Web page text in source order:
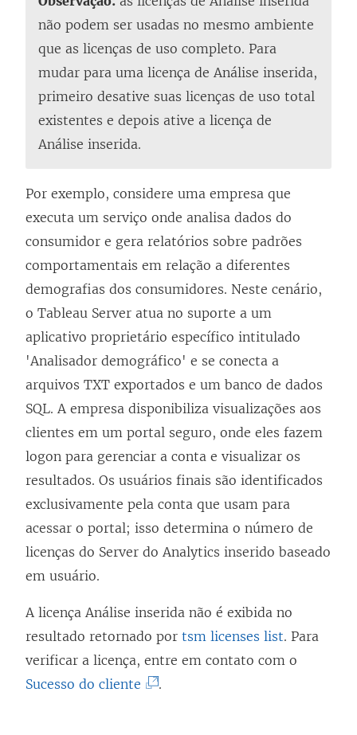
não podem ser usadas no mesmo ambiente
que as licenças de uso completo. Para
mudar para uma licença de Análise inserida,
primeiro desative suas licenças de uso total
existentes e depois ative a licença de
Análise inserida.
Por exemplo, considere uma empresa que
executa um serviço onde analisa dados do
consumidor e gera relatórios sobre padrões
comportamentais em relação a diferentes
demografias dos consumidores. Neste cenário,
o Tableau Server atua no suporte a um
aplicativo proprietário específico intitulado
'Analisador demográfico' e se conecta a
arquivos TXT exportados e um banco de dados
SQL. A empresa disponibiliza visualizações aos
clientes em um portal seguro, onde eles fazem
logon para gerenciar a conta e visualizar os
resultados. Os usuários finais são identificados
exclusivamente pela conta que usam para
acessar o portal; isso determina o número de
licenças do Server do Analytics inserido baseado
em usuário.
A licença Análise inserida não é exibida no
resultado retornado por tsm licenses list. Para
verificar a licença, entre em contato com o
Sucesso do cliente
.